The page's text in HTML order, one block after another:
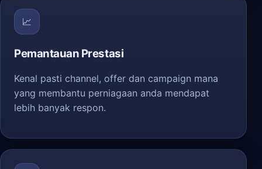
📈
Pemantauan Prestasi
Kenal pasti channel, offer dan campaign mana
yang membantu perniagaan anda mendapat
lebih banyak respon.